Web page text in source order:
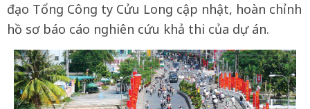
đạo Tổng Công ty Cửu Long cập nhật, hoàn chỉnh
hồ sơ báo cáo nghiên cứu khả thi của dự án.